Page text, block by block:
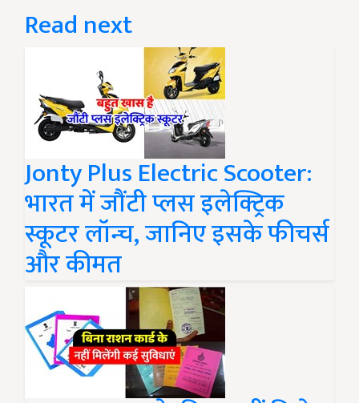
Read next
Jonty Plus Electric Scooter:
भारत में जौंटी प्लस इलेक्ट्रिक
स्कूटर लॉन्च, जानिए इसके फीचर्स
और कीमत